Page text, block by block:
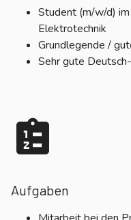
Student (m/w/d) im
Elektrotechnik
Grundlegende /
Sehr gute
Aufgaben